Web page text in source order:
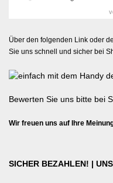
Über den folgenden Link oder
Sie uns schnell und sicher bei
Bewerten Sie uns bitte bei
Wir freuen uns auf Ihre
SICHER BEZAHLEN! |